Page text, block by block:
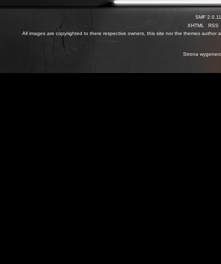
SMF 2.0.11
XHTML
RSS
All images are copyrighted to there respective owners, this site nor the themes author
Strona